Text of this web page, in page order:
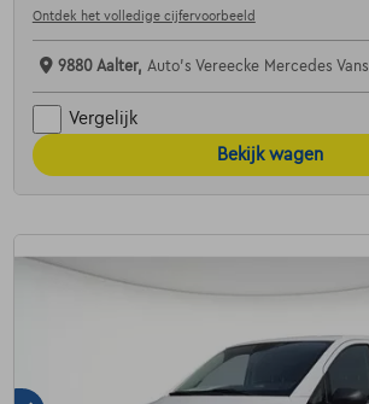
Ontdek het volledige cijfervoorbeeld
9880 Aalter, Auto's Vereecke Mercedes Vans
Vergelijk
Bekijk wagen